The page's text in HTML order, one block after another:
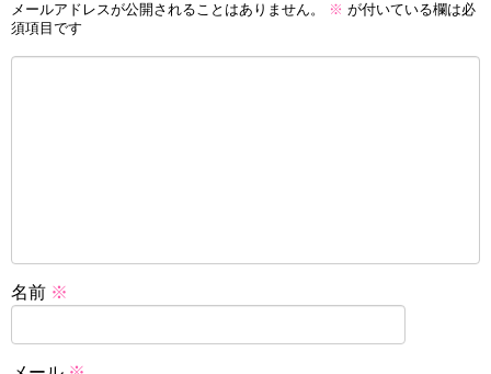
メールアドレスが公開されることはありません。 ※ が付いている欄は必
須項目です
名前 ※